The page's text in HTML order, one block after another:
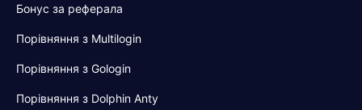
Бонус за реферала
Порівняння з Multilogin
Порівняння з Gologin
Порівняння з Dolphin Anty